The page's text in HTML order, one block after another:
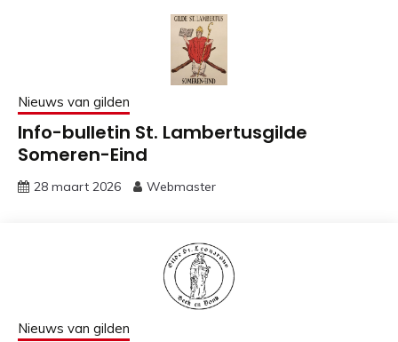
Nieuws van gilden
Info-bulletin St. Lambertusgilde
Someren-Eind
28 maart 2026 Webmaster
Nieuws van gilden